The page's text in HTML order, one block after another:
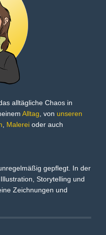
alltägliche Chaos in
Alltag , von unseren
Malerei oder auch
gepflegt. In der
Storytelling und
Zeichnungen und